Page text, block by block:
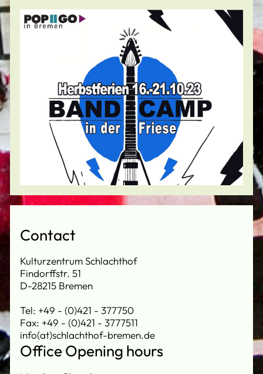
Contact
Kulturzentrum Schlachthof
Findorffstr. 51
D-28215 Bremen
Tel: +49 - (0)421 - 377750
Fax: +49 - (0)421 - 3777511
info(at)schlachthof-bremen.de
Office Opening hours